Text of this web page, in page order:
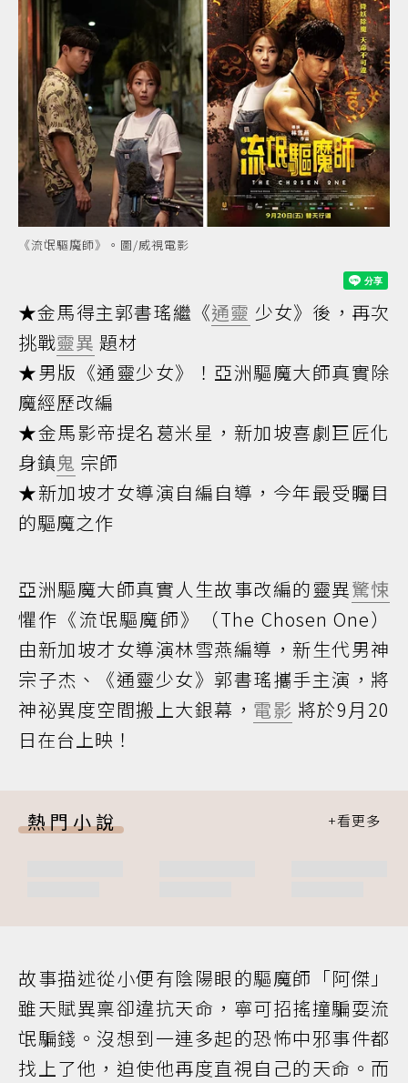
《流氓驅魔師》。圖/威視電影
★金馬得主郭書瑤繼《通靈 少女》後，再次
挑戰靈異 題材
★男版《通靈少女》！亞洲驅魔大師真實除
魔經歷改編
★金馬影帝提名葛米星，新加坡喜劇巨匠化
身鎮鬼 宗師
★新加坡才女導演自編自導，今年最受矚目
的驅魔之作
亞洲驅魔大師真實人生故事改編的靈異驚悚
懼作《流氓驅魔師》（The Chosen One）
由新加坡才女導演林雪燕編導，新生代男神
宗子杰、《通靈少女》郭書瑤攜手主演，將
神祕異度空間搬上大銀幕， 電影 將於9月20
日在台上映！
熱門小說
故事描述從小便有陰陽眼的驅魔師「阿傑」
雖天賦異稟卻違抗天命，寧可招搖撞騙耍流
氓騙錢。沒想到一連多起的恐怖中邪事件都
找上了他，迫使他再度直視自己的天命。而